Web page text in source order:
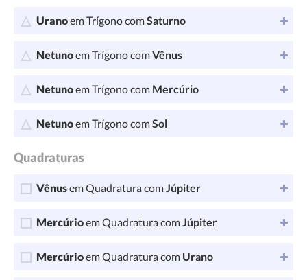
Uranoem Trígono comSaturno
Netunoem Trígono comVênus
Netunoem Trígono com Mercúrio
Netunoem Trígono comSol
Quadraturas
Vênusem Quadratura comJúpiter
Mercúrioem Quadratura comJúpiter
Mercúrioem Quadratura com Urano